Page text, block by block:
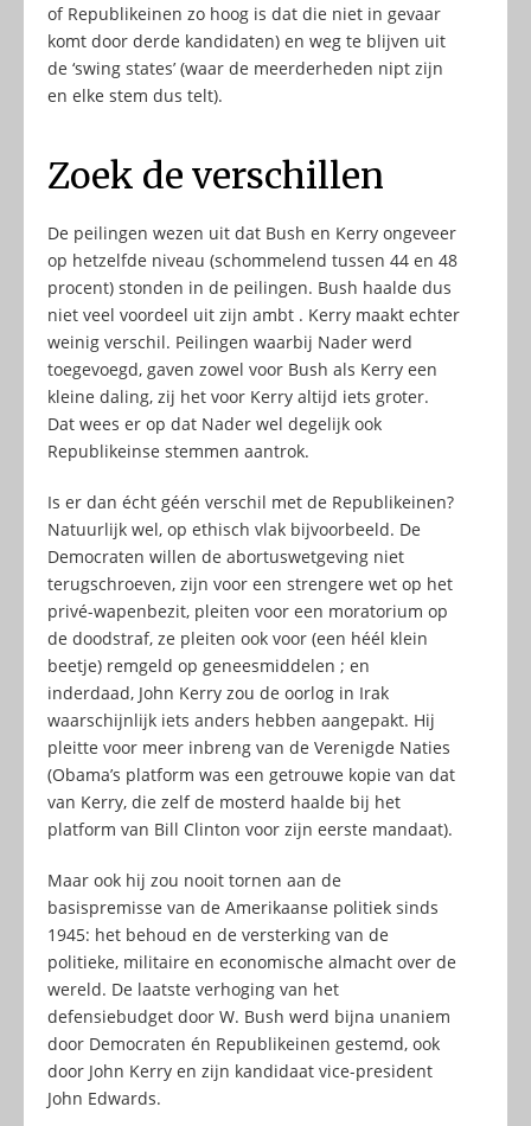
of Republikeinen zo hoog is dat die niet in gevaar
komt door derde kandidaten) en weg te blijven uit
de ‘swing states’ (waar de meerderheden nipt zijn
en elke stem dus telt).
Zoek de verschillen
De peilingen wezen uit dat Bush en Kerry ongeveer
op hetzelfde niveau (schommelend tussen 44 en 48
procent) stonden in de peilingen. Bush haalde dus
niet veel voordeel uit zijn ambt . Kerry maakt echter
weinig verschil. Peilingen waarbij Nader werd
toegevoegd, gaven zowel voor Bush als Kerry een
kleine daling, zij het voor Kerry altijd iets groter.
Dat wees er op dat Nader wel degelijk ook
Republikeinse stemmen aantrok.
Is er dan écht géén verschil met de Republikeinen?
Natuurlijk wel, op ethisch vlak bijvoorbeeld. De
Democraten willen de abortuswetgeving niet
terugschroeven, zijn voor een strengere wet op het
privé-wapenbezit, pleiten voor een moratorium op
de doodstraf, ze pleiten ook voor (een héél klein
beetje) remgeld op geneesmiddelen ; en
inderdaad, John Kerry zou de oorlog in Irak
waarschijnlijk iets anders hebben aangepakt. Hij
pleitte voor meer inbreng van de Verenigde Naties
(Obama’s platform was een getrouwe kopie van dat
van Kerry, die zelf de mosterd haalde bij het
platform van Bill Clinton voor zijn eerste mandaat).
Maar ook hij zou nooit tornen aan de
basispremisse van de Amerikaanse politiek sinds
1945: het behoud en de versterking van de
politieke, militaire en economische almacht over de
wereld. De laatste verhoging van het
defensiebudget door W. Bush werd bijna unaniem
door Democraten én Republikeinen gestemd, ook
door John Kerry en zijn kandidaat vice-president
John Edwards.